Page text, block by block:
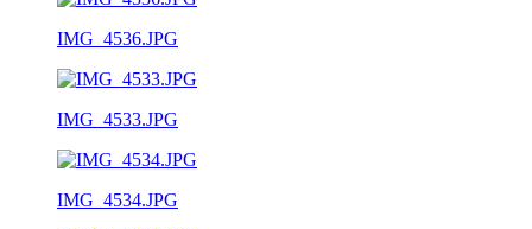
IMG_4536.JPG
IMG_4533.JPG
IMG_4534.JPG